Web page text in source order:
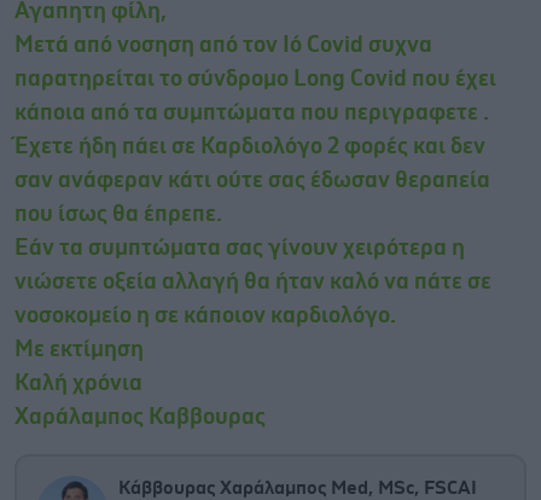
Αγαπητη φίλη,
Μετά από νοσηση από τον Ιό Covid συχνα
παρατηρείται το σύνδρομο Long Covid που έχει
κάποια από τα συμπτώματα που περιγραφετε .
Έχετε ήδη πάει σε Καρδιολόγο 2 φορές και δεν
σαν ανάφεραν κάτι ούτε σας έδωσαν θεραπεία
που ίσως θα έπρεπε.
Εάν τα συμπτώματα σας γίνουν χειρότερα η
νιώσετε οξεία αλλαγή θα ήταν καλό να πάτε σε
νοσοκομείο η σε κάποιον καρδιολόγο.
Με εκτίμηση
Καλή χρόνια
Χαράλαμπος Καββουρας
Κάββουρας Χαράλαμπος Med, MSc, FSCAI